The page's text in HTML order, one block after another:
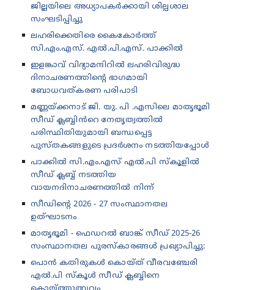
ജില്ലയിലെ അധ്യാപകർക്കായി ശില്പശാല
സംഘടിപ്പിച്ചു
ലഹരിക്കെതിരെ കൈകോർത്ത്
സി.എം.എസ്. എൽ.പി.എസ്. പാക്കിൽ
ഇളങ്കാവ് വിദ്യാമന്ദിറിൽ ലഹരിവിരുദ്ധ
ദിനാചരണത്തിന്റെ ഭാഗമായി
ബോധവത്കരണ പരിപാടി
മണ്ണയ്ക്കനാട് ജി. യു. പി .എസിലെ മാതൃഭൂമി
സീഡ് ക്ലബ്ബിൻറെ നേതൃത്വത്തിൽ
പരിസ്ഥിതിയുമായി ബന്ധപ്പെട്ട
പുസ്തകങ്ങളുടെ പ്രദർശനം നടത്തിയപ്പോൾ
പാക്കിൽ സി.എം.എസ് എൽ.പി സ്കൂളിൽ
സീഡ് ക്ലബ്ബ് നടത്തിയ
വായനദിനാചരണത്തിൽ നിന്ന്
സീഡിന്റെ 2026 - 27 സംസ്ഥാനതല
ഉത്‌ഘാടനം
മാതൃഭൂമി - ഫെഡറൽ ബാങ്ക് സീഡ് 2025-26
സംസ്ഥാനതല പുരസ്കാരങ്ങൾ പ്രഖ്യാപിച്ചു:
പൊൻ കതിരുകൾ കൊയ്ത് വീരവഞ്ചേരി
എൽ.പി സ്കൂൾ സീഡ് ക്ലബ്ബിനെ